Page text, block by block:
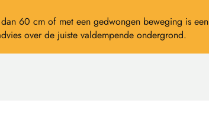
60 cm of met een gedwongen beweging is een
over de juiste valdempende ondergrond.